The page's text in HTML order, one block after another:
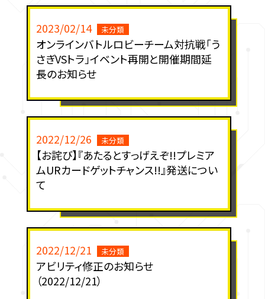
2023/02/14 未分類
オンラインバトルロビーチーム対抗戦「う
さぎVSトラ」イベント再開と開催期間延
長のお知らせ
2022/12/26 未分類
【お詫び】『あたるとすっげえぞ!!プレミア
ムURカードゲットチャンス!!』発送につい
て
2022/12/21 未分類
アビリティ修正のお知らせ
（2022/12/21）